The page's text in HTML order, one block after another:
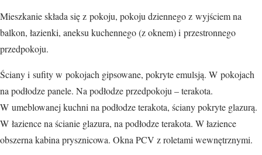
Mieszkanie składa się z pokoju, pokoju dziennego z wyjściem na
balkon, łazienki, aneksu kuchennego (z oknem)i przestronnego
przedpokoju.
Ściany i sufity w pokojach gipsowane, pokryte emulsją. W pokojach
na podłodze panele. Na podłodze przedpokoju – terakota.
W umeblowanej kuchni na podłodze terakota, ściany pokryte glazurą.
W łazience na ścianie glazura, na podłodzeterakota. W łazience
obszerna kabina prysznicowa. Okna PCV z roletami wewnętrznymi.